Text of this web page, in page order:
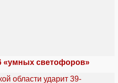
«умных светофоров»